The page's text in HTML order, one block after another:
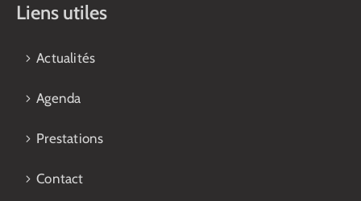
Liens utiles
Actualités
Agenda
Prestations
Contact